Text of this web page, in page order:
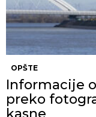
OPŠTE
Informacije
preko